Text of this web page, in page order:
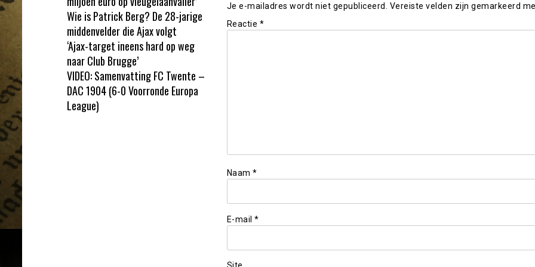
Je e-mailadres wordt niet gepubliceerd.
Vereiste velden zijn gemarkeerd
Reactie *
Naam *
E-mail *
Site
Wie is Patrick Berg? De 28-jarige
middenvelder die Ajax volgt
‘Ajax-target ineens hard op weg
naar Club Brugge’
VIDEO: Samenvatting FC Twente –
DAC 1904 (6-0 Voorronde Europa
League)